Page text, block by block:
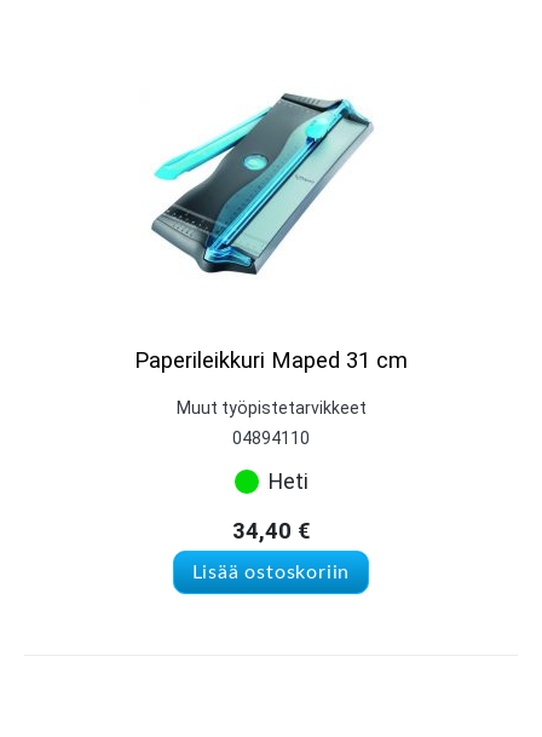
Paperileikkuri Maped 31 cm
Muut työpistetarvikkeet
04894110
Heti
34,40 €
Lisää ostoskoriin